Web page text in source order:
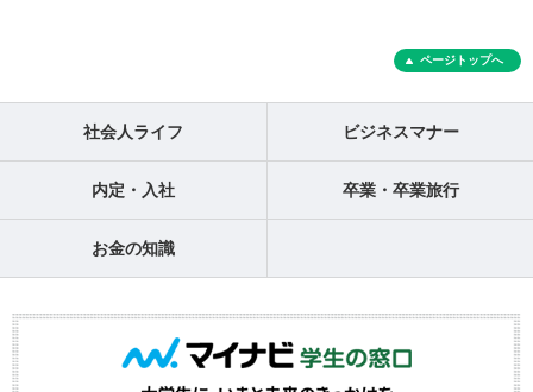
ページトップへ
社会人ライフ ビジネスマナー
内定・入社 卒業・卒業旅行
お金の知識